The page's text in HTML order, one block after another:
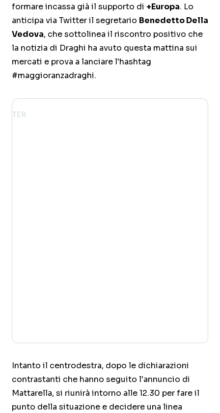
formare incassa già il supporto di +Europa. Lo
anticipa via Twitter il segretario Benedetto Della
Vedova, che sottolinea il riscontro positivo che
la notizia di Draghi ha avuto questa mattina sui
mercati e prova a lanciare l'hashtag
maggioranzadraghi.
Intanto il centrodestra, dopo le dichiarazioni
contrastanti che hanno seguito l'annuncio di
Mattarella, si riunirà intorno alle 12.30 per fare il
punto della situazione e decidere una linea